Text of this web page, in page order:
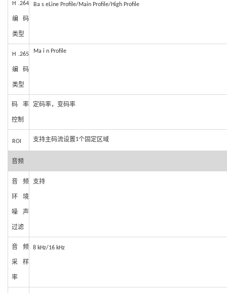
H .264
编码
类型
Ba s eLine Profile/ Main Profile/High Profile
H .265
编码
类型
Ma i n Profile
码率
控制
定码率，变码率
ROI 支持主码流设置1个固定区域
音频
音频
环境
噪声
过滤
支持
音频
采样
率
8 kHz/16 kHz